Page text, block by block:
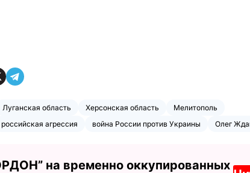
Луганская область Херсонская область
Мелитополь
российская агрессия война России против Украины Олег
на временно оккупированных